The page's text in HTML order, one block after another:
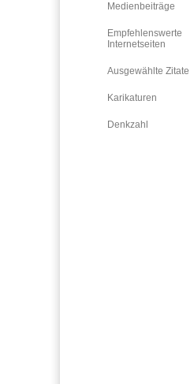
Medienbeiträge
Empfehlenswerte
Internetseiten
Ausgewählte Zitate
Karikaturen
Denkzahl